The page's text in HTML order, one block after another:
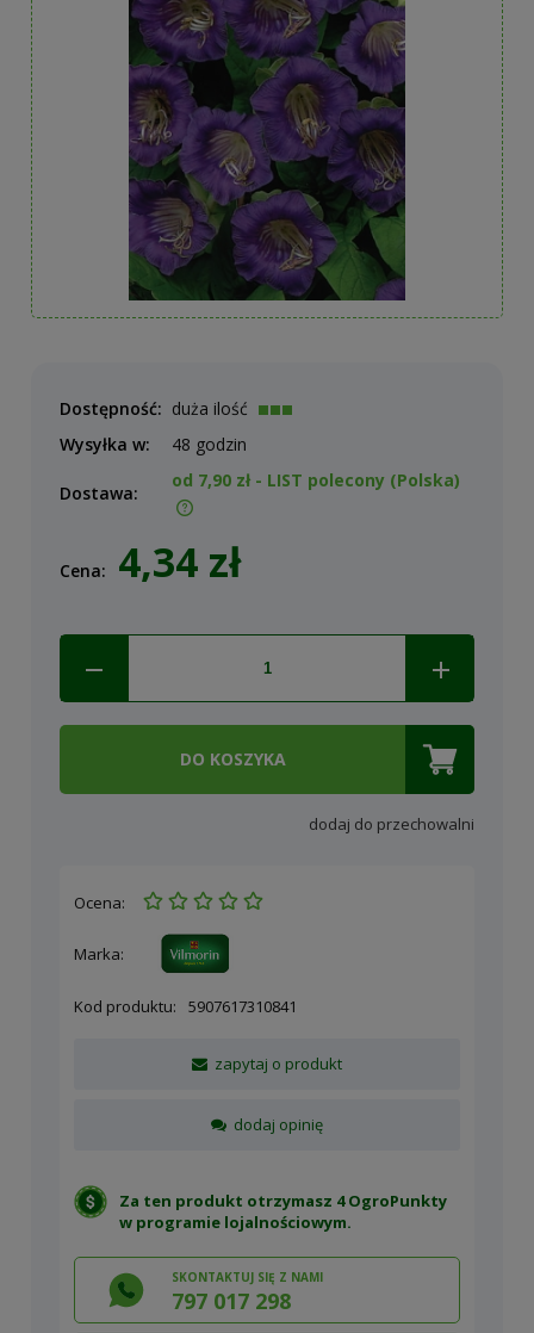
Dostępność: duża ilość
Wysyłka w:
48 godzin
Dostawa:
od 7,90 zł - LIST polecony (Polska)
Cena: 4,34 zł
DO KOSZYKA
dodaj do przechowalni
Ocena:
Marka:
Kod produktu: 5907617310841
zapytaj o produkt
dodaj opinię
Za ten produkt otrzymasz 4 OgroPunkty
w programie lojalnościowym.
SKONTAKTUJ SIĘ Z NAMI
797 017 298